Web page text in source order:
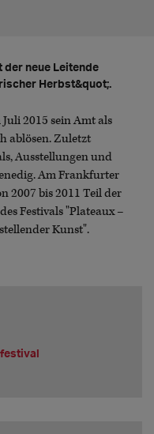
der neue Leitende
Herbst&quot;.
2015 sein Amt als
ablösen. Zuletzt
Ausstellungen und
Am Frankfurter
2007 bis 2011 Teil der
Festivals "Plateaux –
Kunst".